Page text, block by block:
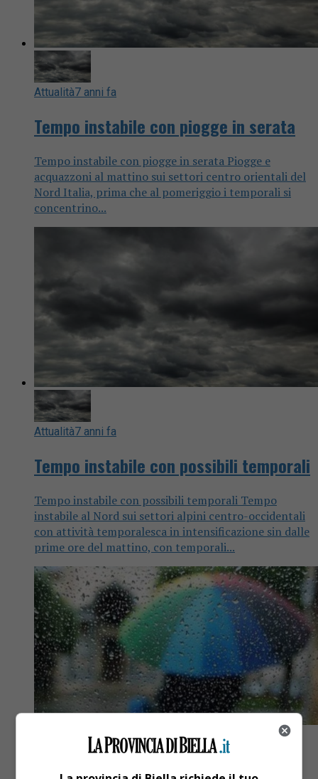
Attualità7 anni fa
Tempo instabile con piogge in serata
Tempo instabile con piogge in serata Piogge e
acquazzoni al mattino sui settori centro orientali del
Nord Italia, prima che al pomeriggio i temporali si
concentrino...
Attualità7 anni fa
Tempo instabile con possibili temporali
Tempo instabile con possibili temporali Tempo
instabile al Nord sui settori alpini centro-occidentali
con attività temporalesca in intensificazione sin dalle
prime ore del mattino, con temporali...